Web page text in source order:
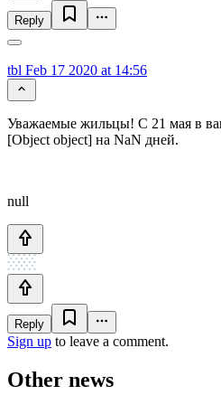
Reply
tbl Feb 17 2020 at 14:56
Уважаемые жильцы! С 21 мая в
[Object object] на NaN дней.
null
Reply
Sign up to leave a comment.
Other news